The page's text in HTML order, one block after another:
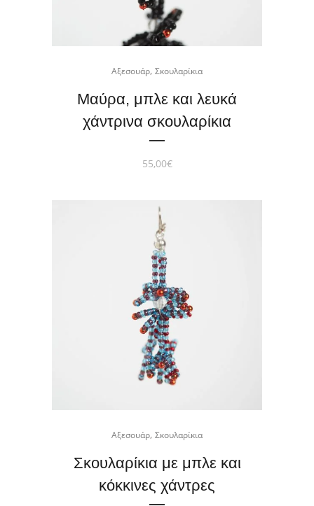
Αξεσουάρ, Σκουλαρίκια
Μαύρα, μπλε και λευκά
χάντρινα σκουλαρίκια
55,00€
Αξεσουάρ, Σκουλαρίκια
Σκουλαρίκια με μπλε και
κόκκινες χάντρες